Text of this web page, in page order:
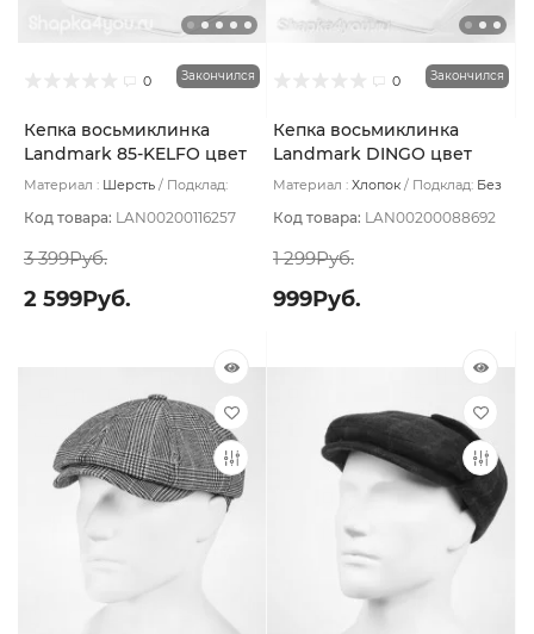
0 Закончился
Кепка восьмиклинка
Landmark 85-KELFO цвет
Серый темный размер 56
Материал : Шерсть
Подклад:
Код товара: LAN00200116257
3 399Руб.
2 599Руб.
0 Закончился
Кепка восьмиклинка
Landmark DINGO цвет
Чёрный размер 56
Материал : Хлопок Подклад: Без
Код товара: LAN00200088692
1 299Руб.
999Руб.